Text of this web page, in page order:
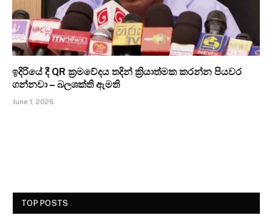
ඉදිරියේ දී QR ක්‍රමවේදය තදින් ක්‍රියාත්මක කරන්න පියවර
ගන්නවා – බලශක්ති ඇමති
June 1, 2026
TOP POSTS